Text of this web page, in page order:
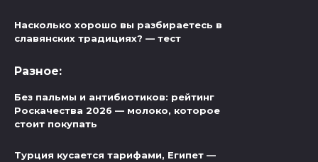
Насколько хорошо вы разбираетесь в
славянских традициях? — тест
Разное:
Без пальмы и антибиотиков: рейтинг
Роскачества 2026 — молоко, которое
стоит покупать
Турция кусается тарифами, Египет —